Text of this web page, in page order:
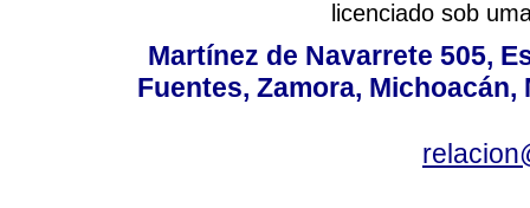
licenciado sob
Martínez de Navarrete 505,
Fuentes, Zamora, Michoacán,